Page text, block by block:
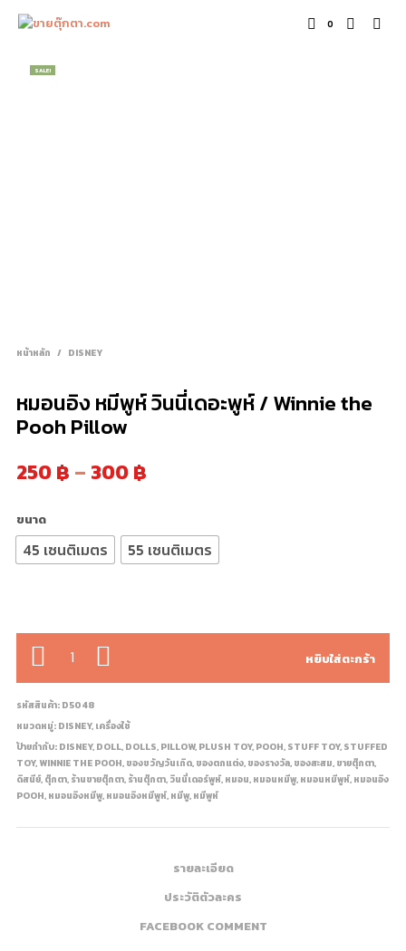
0
SALE!
หน้าหลัก / DISNEY
หมอนอิง หมีพูห์ วินนี่เดอะพูห์ / Winnie the
Pooh Pillow
250฿ – 300฿
ขนาด
45 เซนติเมตร 55 เซนติเมตร
หยิบใส่ตะกร้า
รหัสสินค้า: D5048
หมวดหมู่: DISNEY, เครื่องใช้
ป้ายกำกับ: DISNEY, DOLL, DOLLS, PILLOW, PLUSH TOY, POOH, STUFF TOY, STUFFED
TOY, WINNIE THE POOH, ของขวัญวันเกิด, ของตกแต่ง, ของรางวัล, ของสะสม, ขายตุ๊กตา,
ดิสนีย์, ตุ๊กตา, ร้านขายตุ๊กตา, ร้านตุ๊กตา, วินนี่เดอร์พูห์, หมอน, หมอนหมีพู, หมอนหมีพูห์, หมอนอิง
POOH, หมอนอิงหมีพู, หมอนอิงหมีพูห์, หมีพู, หมีพูห์
รายละเอียด
ประวัติตัวละคร
FACEBOOK COMMENT